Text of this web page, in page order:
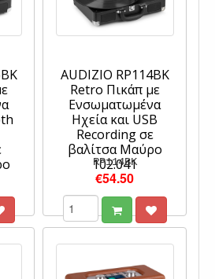
AUDIZIO RP114BK
Retro Πικάπ με
Ενσωματωμένα
Ηχεία και USB
Recording σε
βαλίτσα Μαύρο
102.041
RP114BK
€54.50